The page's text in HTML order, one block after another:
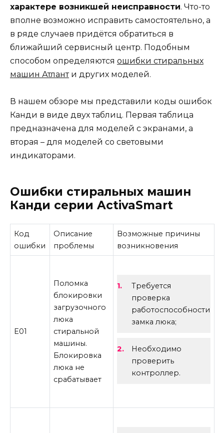
характере возникшей неисправности. Что-то
вполне возможно исправить самостоятельно, а
в ряде случаев придётся обратиться в
ближайший сервисный центр. Подобным
способом определяются ошибки стиральных
машин Атланти других моделей.
В нашем обзоре мы представили коды ошибок
Канди в виде двух таблиц. Первая таблица
предназначена для моделей с экранами, а
вторая – для моделей со световыми
индикаторами.
Ошибки стиральных машин
Канди серии ActivaSmart
Код
ошибки
Описание
проблемы
Возможные причины
возникновения
E01
Поломка
блокировки
загрузочного
люка
стиральной
машины.
Блокировка
люка не
срабатывает
Требуется
проверка
работоспособности
замка люка;
Необходимо
проверить
контроллер.